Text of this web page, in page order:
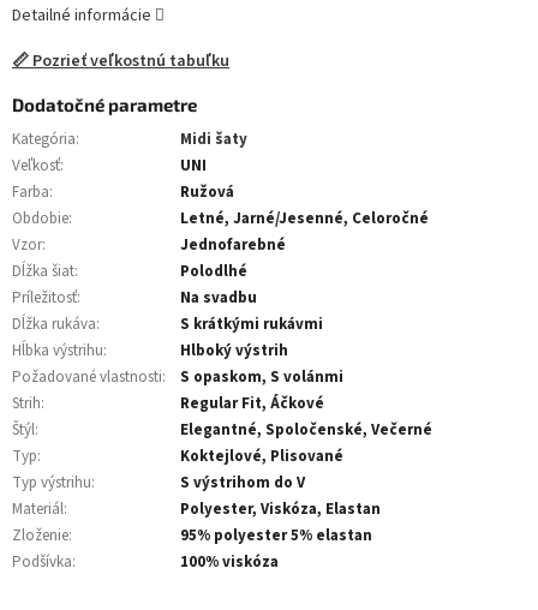
Detailné informácie
📏 Pozrieť veľkostnú tabuľku
Dodatočné parametre
Kategória:
Midi šaty
Veľkosť:
UNI
Farba:
Ružová
Obdobie:
Letné, Jarné/Jesenné, Celoročné
Vzor:
Jednofarebné
Dĺžka šiat:
Polodlhé
Príležitosť:
Na svadbu
Dĺžka rukáva:
S krátkými rukávmi
Hĺbka výstrihu:
Hlboký výstrih
Požadované vlastnosti:
S opaskom, S volánmi
Strih:
Regular Fit, Áčkové
Štýl:
Elegantné, Spoločenské, Večerné
Typ:
Koktejlové, Plisované
Typ výstrihu:
S výstrihom do V
Materiál:
Polyester, Viskóza, Elastan
Zloženie:
95% polyester 5% elastan
Podšívka: 100% viskóza